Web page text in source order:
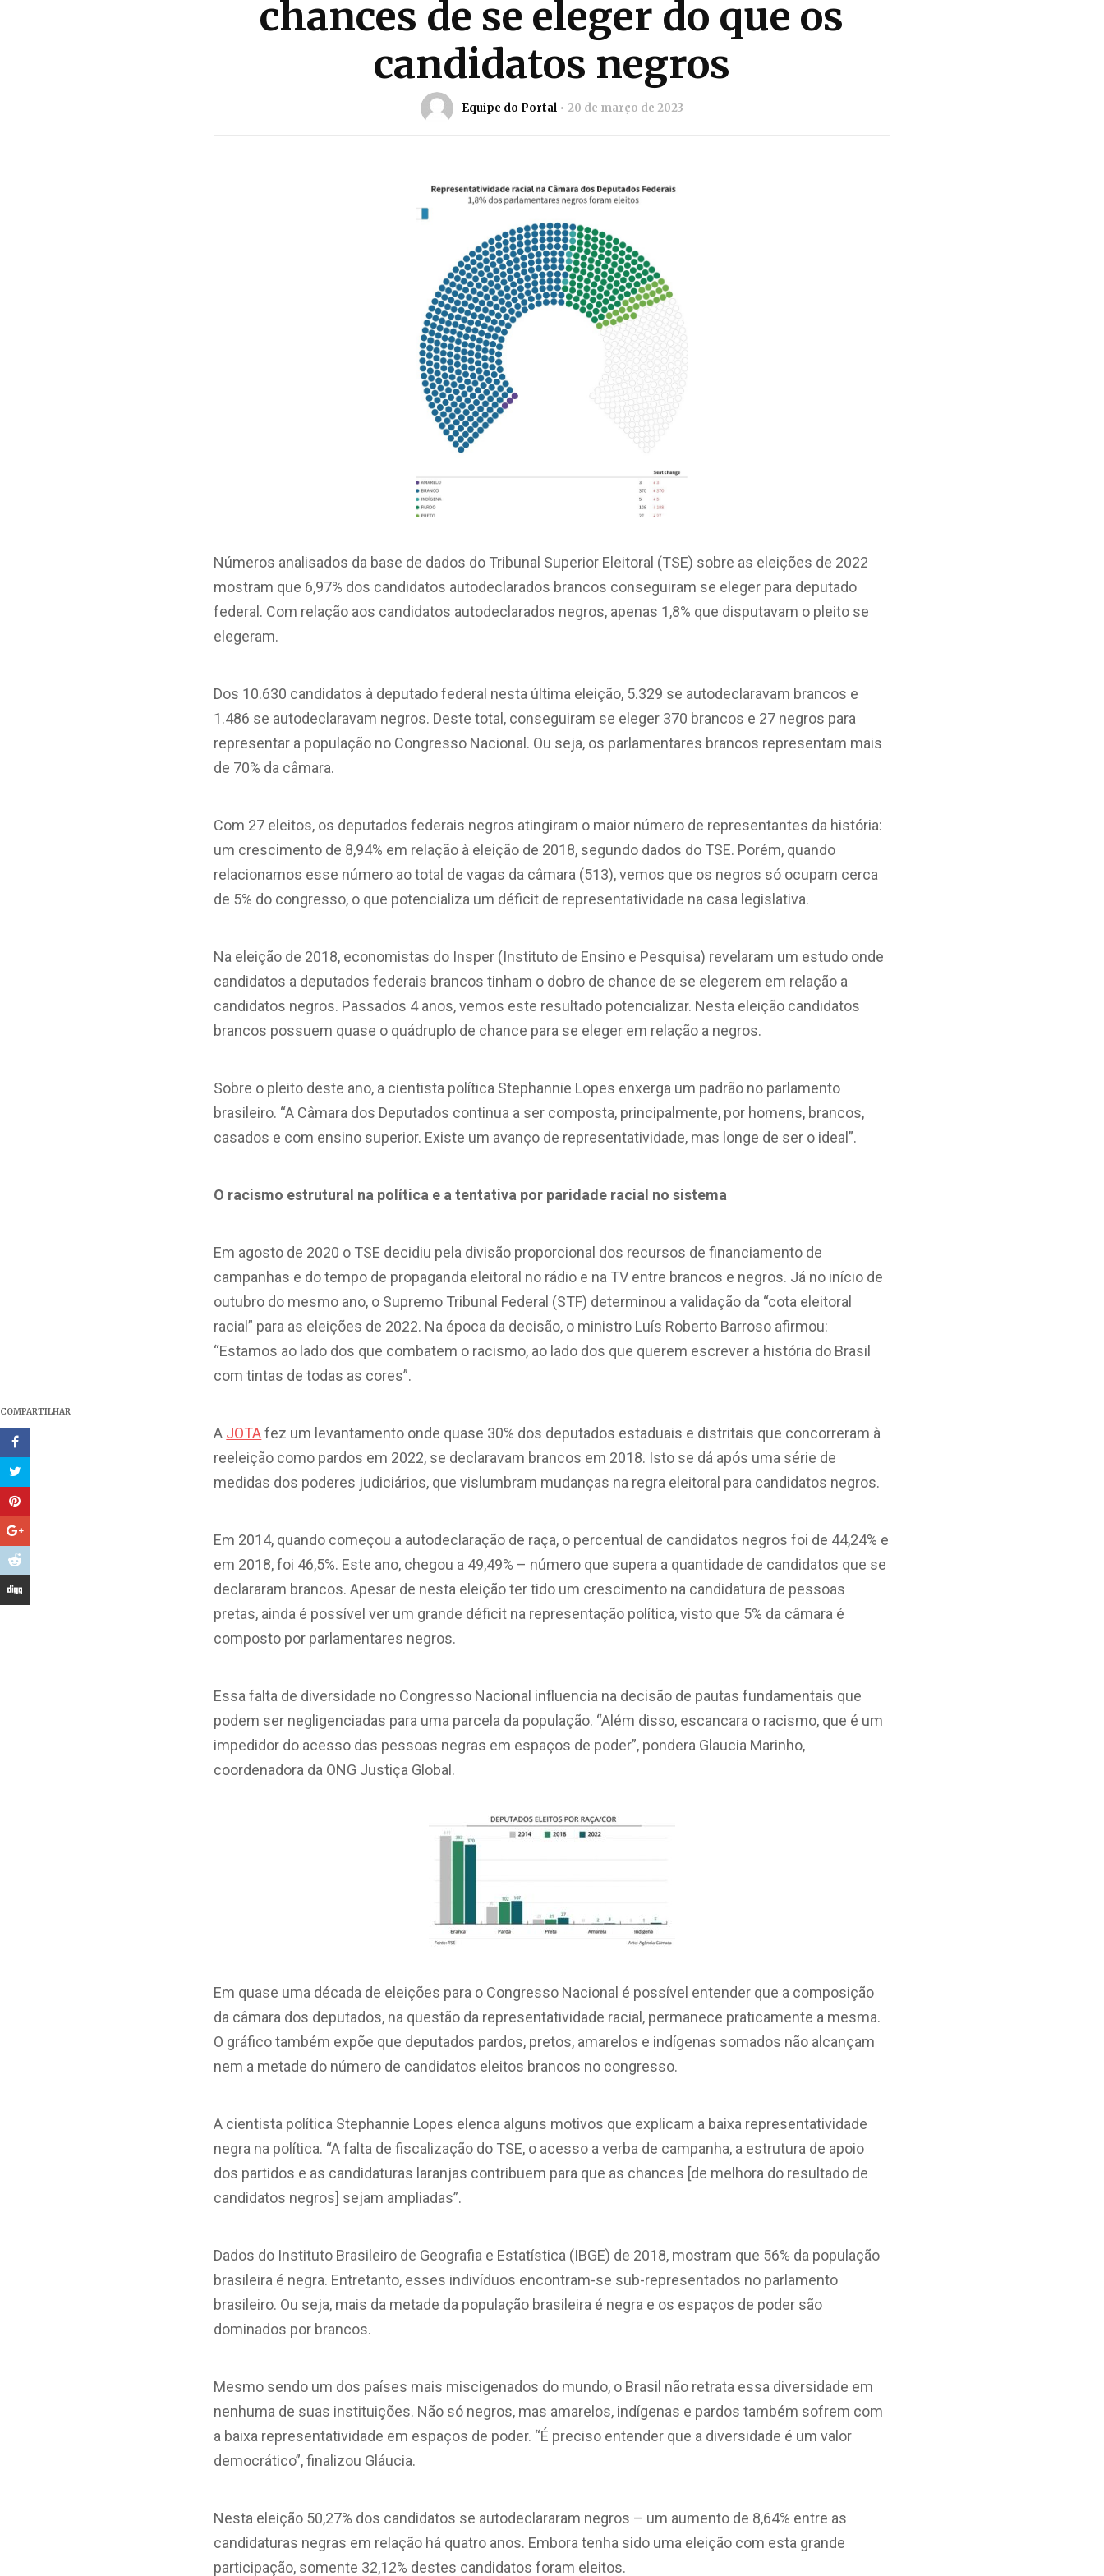
chances de se eleger do que os
candidatos negros
Equipe do Portal 20 de março de 2023
COMPARTILHAR
Números analisados da base de dados do Tribunal Superior Eleitoral (TSE) sobre as eleições de 2022
mostram que 6,97% dos candidatos autodeclarados brancos conseguiram se eleger para deputado
federal. Com relação aos candidatos autodeclarados negros, apenas 1,8% que disputavam o pleito se
elegeram.
Dos 10.630 candidatos à deputado federal nesta última eleição, 5.329 se autodeclaravam brancos e
1.486 se autodeclaravam negros. Deste total, conseguiram se eleger 370 brancos e 27 negros para
representar a população no Congresso Nacional. Ou seja, os parlamentares brancos representam mais
de 70% da câmara.
Com 27 eleitos, os deputados federais negros atingiram o maior número de representantes da história:
um crescimento de 8,94% em relação à eleição de 2018, segundo dados do TSE. Porém, quando
relacionamos esse número ao total de vagas da câmara (513), vemos que os negros só ocupam cerca
de 5% do congresso, o que potencializa um déficit de representatividade na casa legislativa.
Na eleição de 2018, economistas do Insper (Instituto de Ensino e Pesquisa) revelaram um estudo onde
candidatos a deputados federais brancos tinham o dobro de chance de se elegerem em relação a
candidatos negros. Passados 4 anos, vemos este resultado potencializar. Nesta eleição candidatos
brancos possuem quase o quádruplo de chance para se eleger em relação a negros.
Sobre o pleito deste ano, a cientista política Stephannie Lopes enxerga um padrão no parlamento
brasileiro. “A Câmara dos Deputados continua a ser composta, principalmente, por homens, brancos,
casados e com ensino superior. Existe um avanço de representatividade, mas longe de ser o ideal”.
O racismo estrutural na política e a tentativa por paridade racial no sistema
Em agosto de 2020 o TSE decidiu pela divisão proporcional dos recursos de financiamento de
campanhas e do tempo de propaganda eleitoral no rádio e na TV entre brancos e negros. Já no início de
outubro do mesmo ano, o Supremo Tribunal Federal (STF) determinou a validação da “cota eleitoral
racial” para as eleições de 2022. Na época da decisão, o ministro Luís Roberto Barroso afirmou:
“Estamos ao lado dos que combatem o racismo, ao lado dos que querem escrever a história do Brasil
com tintas de todas as cores”.
A JOTA fez um levantamento onde quase 30% dos deputados estaduais e distritais que concorreram à
reeleição como pardos em 2022, se declaravam brancos em 2018. Isto se dá após uma série de
medidas dos poderes judiciários, que vislumbram mudanças na regra eleitoral para candidatos negros.
Em 2014, quando começou a autodeclaração de raça, o percentual de candidatos negros foi de 44,24% e
em 2018, foi 46,5%. Este ano, chegou a 49,49% – número que supera a quantidade de candidatos que se
declararam brancos. Apesar de nesta eleição ter tido um crescimento na candidatura de pessoas
pretas, ainda é possível ver um grande déficit na representação política, visto que 5% da câmara é
composto por parlamentares negros.
Essa falta de diversidade no Congresso Nacional influencia na decisão de pautas fundamentais que
podem ser negligenciadas para uma parcela da população. “Além disso, escancara o racismo, que é um
impedidor do acesso das pessoas negras em espaços de poder”, pondera Glaucia Marinho,
coordenadora da ONG Justiça Global.
Em quase uma década de eleições para o Congresso Nacional é possível entender que a composição
da câmara dos deputados, na questão da representatividade racial, permanece praticamente a mesma.
O gráfico também expõe que deputados pardos, pretos, amarelos e indígenas somados não alcançam
nem a metade do número de candidatos eleitos brancos no congresso.
A cientista política Stephannie Lopes elenca alguns motivos que explicam a baixa representatividade
negra na política. “A falta de fiscalização do TSE, o acesso a verba de campanha, a estrutura de apoio
dos partidos e as candidaturas laranjas contribuem para que as chances [de melhora do resultado de
candidatos negros] sejam ampliadas”.
Dados do Instituto Brasileiro de Geografia e Estatística (IBGE) de 2018, mostram que 56% da população
brasileira é negra. Entretanto, esses indivíduos encontram-se sub-representados no parlamento
brasileiro. Ou seja, mais da metade da população brasileira é negra e os espaços de poder são
dominados por brancos.
Mesmo sendo um dos países mais miscigenados do mundo, o Brasil não retrata essa diversidade em
nenhuma de suas instituições. Não só negros, mas amarelos, indígenas e pardos também sofrem com
a baixa representatividade em espaços de poder. “É preciso entender que a diversidade é um valor
democrático”, finalizou Gláucia.
Nesta eleição 50,27% dos candidatos se autodeclararam negros – um aumento de 8,64% entre as
candidaturas negras em relação há quatro anos. Embora tenha sido uma eleição com esta grande
participação, somente 32,12% destes candidatos foram eleitos.